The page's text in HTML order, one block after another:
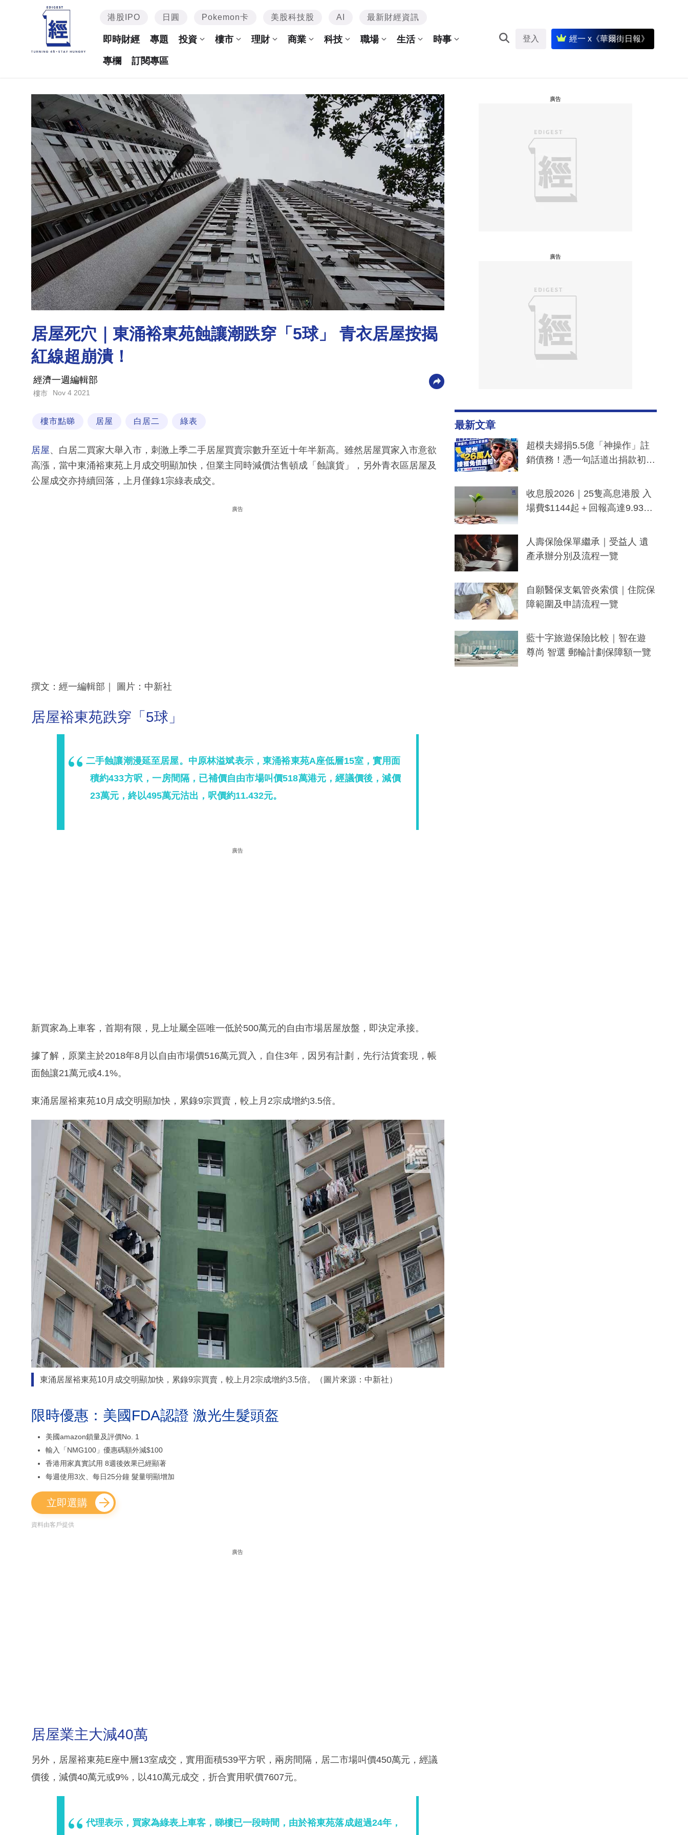
港股IPO 日圓 Pokemon卡 美股科技股 AI 最新財經資訊
即時財經 專題 投資 樓市 理財 商業 科技 職場 生活 時事
專欄 訂閱專區
登入 經一 x《華爾街日報》
居屋死穴｜東涌裕東苑蝕讓潮跌穿「5球」 青衣居屋按揭
紅線超崩潰！
經濟一週編輯部
樓市 Nov 4 2021
樓市點睇 居屋 白居二 綠表
居屋、白居二買家大舉入市，刺激上季二手居屋買賣宗數升至近十年半新高。雖然居屋買家入市意欲
高漲，當中東涌裕東苑上月成交明顯加快，但業主同時減價沽售頓成「蝕讓貨」，另外青衣區居屋及
公屋成交亦持續回落，上月僅錄1宗綠表成交。
廣告
撰文：經一編輯部｜ 圖片：中新社
居屋裕東苑跌穿「5球」
二手蝕讓潮漫延至居屋。中原林溢斌表示，東涌裕東苑A座低層15室，實用面
積約433方呎，一房間隔，已補價自由市場叫價518萬港元，經議價後，減價
23萬元，終以495萬元沽出，呎價約11.432元。
廣告
新買家為上車客，首期有限，見上址屬全區唯一低於500萬元的自由市場居屋放盤，即決定承接。
據了解，原業主於2018年8月以自由市場價516萬元買入，自住3年，因另有計劃，先行沽貨套現，帳
面蝕讓21萬元或4.1%。
東涌居屋裕東苑10月成交明顯加快，累錄9宗買賣，較上月2宗成增約3.5倍。
東涌居屋裕東苑10月成交明顯加快，累錄9宗買賣，較上月2宗成增約3.5倍。（圖片來源：中新社）
限時優惠：美國FDA認證 激光生髮頭盔
美國amazon鎖量及評價No. 1
輸入「NMG100」優惠碼額外減$100
香港用家真實試用 8週後效果已經顯著
每週使用3次、每日25分鐘 髮量明顯增加
立即選購
資料由客戶提供
廣告
居屋業主大減40萬
另外，居屋裕東苑E座中層13室成交，實用面積539平方呎，兩房間隔，居二市場叫價450萬元，經議
價後，減價40萬元或9%，以410萬元成交，折合實用呎價7607元。
代理表示，買家為綠表上車客，睇樓已一段時間，由於裕東苑落成超過24年，
廣告
廣告
最新文章
超模夫婦捐5.5億「神操作」註
銷債務！憑一句話道出捐款初
一度被誤當詐騙手段
收息股2026｜25隻高息港股 入
場費$1144起＋回報高達9.93
人壽保險保單繼承｜受益人 遺
產承辦分別及流程一覽
自願醫保支氣管炎索償｜住院保
障範圍及申請流程一覽
藍十字旅遊保險比較｜智在遊
尊尚 智選 郵輪計劃保障額一覽